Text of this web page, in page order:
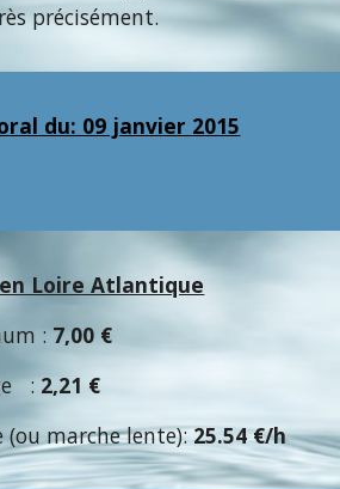
précisément.
du: 09 janvier 2015
Loire Atlantique
: 7,00 €
: 2,21 €
marche lente):25.54 €/h